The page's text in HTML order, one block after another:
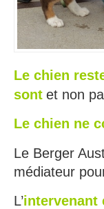
Le chien
sont et non
Le chien ne
Le Berger
médiateur
L’intervenant